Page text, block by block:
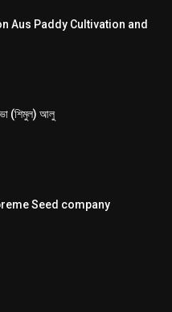
Aus Paddy Cultivation and
(শিমুল) আলু
Seed company